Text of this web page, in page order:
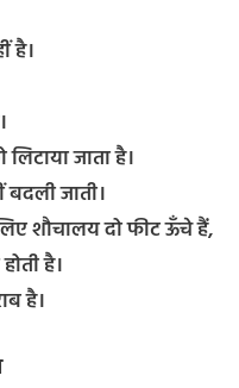
है।
जाता है।
बदली जाती।
शौचालय दो फीट ऊँचे हैं,
है।
है।